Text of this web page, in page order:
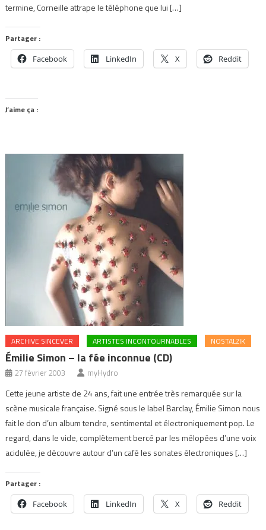
termine, Corneille attrape le téléphone que lui […]
Partager :
Facebook LinkedIn X Reddit
J’aime ça :
ARCHIVE SINCEVER ARTISTES INCONTOURNABLES NOSTALZIK
Émilie Simon – la fée inconnue (CD)
27 février 2003 myHydro
Cette jeune artiste de 24 ans, fait une entrée très remarquée sur la
scène musicale française. Signé sous le label Barclay, Émilie Simon nous
fait le don d’un album tendre, sentimental et électroniquement pop. Le
regard, dans le vide, complètement bercé par les mélopées d’une voix
acidulée, je découvre autour d’un café les sonates électroniques […]
Partager :
Facebook LinkedIn X Reddit